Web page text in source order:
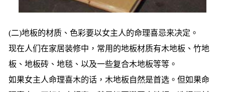
(二)地板的材质、色彩要以女主人的命理喜忌来决定。
现在人们在家居装修中，常用的地板材质有木地板、竹地
板、地板砖、地毯、以及一些复合木地板等等。
如果女主人命理喜木的话，木地板自然是首选。但如果命